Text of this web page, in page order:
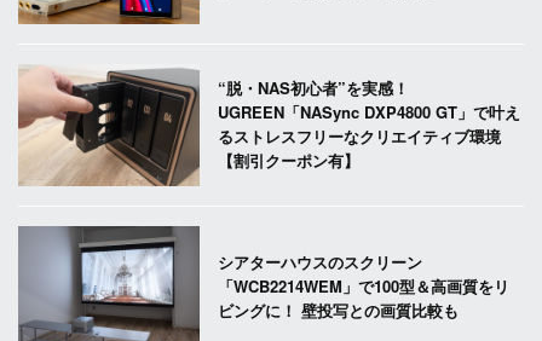
“脱・NAS初心者”を実感！
UGREEN「NASync DXP4800 GT」で叶え
るストレスフリーなクリエイティブ環境
【割引クーポン有】
シアターハウスのスクリーン
「WCB2214WEM」で100型＆高画質をリ
ビングに！ 壁投写との画質比較も